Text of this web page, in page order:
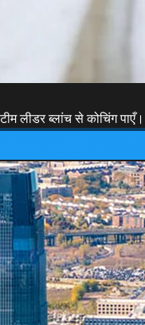
लीडर ब्लांच से कोचिंग